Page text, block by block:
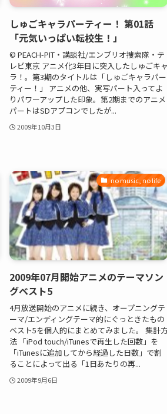
しゅごキャラパーティー！ 第01話
「元気いっぱい転校生！」
© PEACH-PIT・講談社/エンブリオ捜索隊・テ
レビ東京 アニメ化3年目に突入したしゅごキャ
ラ！。第3期のタイトルは「しゅごキャラパー
ティー！」 アニメの他、実写パート入ってよ
りパワーアップした印象。第2期までのアニメ
パートはSDアプコンでしたが...
2009年10月3日
no music, no life
2009年07月開始アニメのテーマソン
グベスト5
4月放送開始のアニメに続き、オープニングテ
ーマ/エンディングテーマ的にぐっときたもの
ベスト5を個人的にまとめてみました。 集計
法 「iPod touch/iTunesで再生した回数」を
「iTunesに追加してから経過した日数」で割
ることによって出る「1日あたりの再...
2009年9月6日